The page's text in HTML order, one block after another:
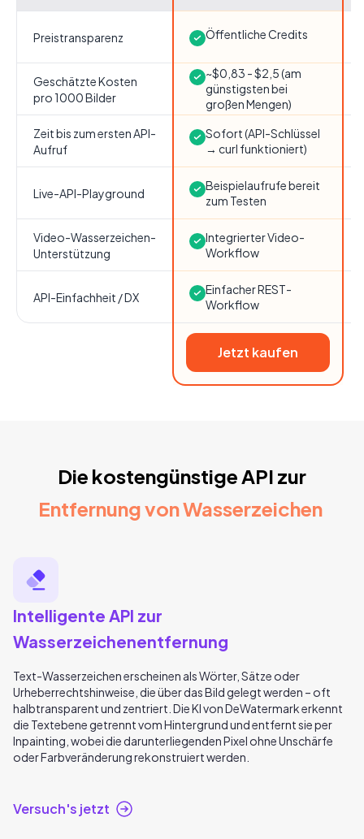
Preistransparenz Öffentliche Credits
Geschätzte Kosten
pro 1000 Bilder
~$0,83 - $2,5 (am
günstigsten bei
großen Mengen)
Zeit bis zum ersten API-
Aufruf
Sofort (API-Schlüssel
→ curl funktioniert)
Live-API-Playground
Beispielaufrufe bereit
zum Testen
Video-Wasserzeichen-
Unterstützung
Integrierter Video-
Workflow
API-Einfachheit / DX
Einfacher REST-
Workflow
Jetzt kaufen
Die kostengünstige API zur
Entfernung von Wasserzeichen
Intelligente API zur
Wasserzeichenentfernung
Text-Wasserzeichen erscheinen als Wörter, Sätze oder
Urheberrechtshinweise, die über das Bild gelegt werden – oft
halbtransparent und zentriert. Die KI von DeWatermark erkennt
die Textebene getrennt vom Hintergrund und entfernt sie per
Inpainting, wobei die darunterliegenden Pixel ohne Unschärfe
oder Farbveränderung rekonstruiert werden.
Versuch's jetzt